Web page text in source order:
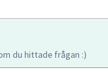
du hittade frågan :)